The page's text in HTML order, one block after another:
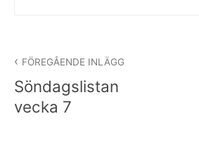
FÖREGÅENDE INLÄGG
Söndagslistan
vecka 7